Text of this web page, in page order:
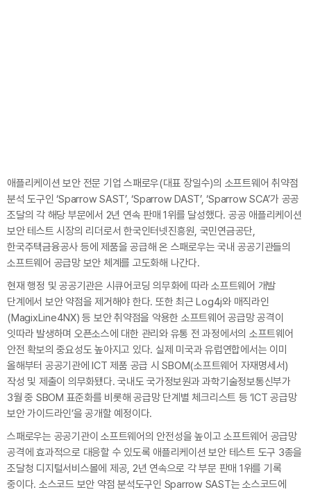
애플리케이션 보안 전문 기업 스패로우(대표 장일수)의 소프트웨어 취약점
분석 도구인 ‘Sparrow SAST’, ‘Sparrow DAST’, ‘Sparrow SCA’가 공공
조달의 각 해당 부문에서 2년 연속 판매 1위를 달성했다. 공공 애플리케이션
보안 테스트 시장의 리더로서 한국인터넷진흥원, 국민연금공단,
한국주택금융공사 등에 제품을 공급해 온 스패로우는 국내 공공기관들의
소프트웨어 공급망 보안 체계를 고도화해 나간다.
현재 행정 및 공공기관은 시큐어코딩 의무화에 따라 소프트웨어 개발
단계에서 보안 약점을 제거해야 한다. 또한 최근 Log4j와 매직라인
(MagixLine4NX) 등 보안 취약점을 악용한 소프트웨어 공급망 공격이
잇따라 발생하며 오픈소스에 대한 관리와 유통 전 과정에서의 소프트웨어
안전 확보의 중요성도 높아지고 있다. 실제 미국과 유럽연합에서는 이미
올해부터 공공기관에 ICT 제품 공급 시 SBOM(소프트웨어 자재명세서)
작성 및 제출이 의무화됐다. 국내도 국가정보원과 과학기술정보통신부가
3월 중 SBOM 표준화를 비롯해 공급망 단계별 체크리스트 등 ‘ICT 공급망
보안 가이드라인’을 공개할 예정이다.
스패로우는 공공기관이 소프트웨어의 안전성을 높이고 소프트웨어 공급망
공격에 효과적으로 대응할 수 있도록 애플리케이션 보안 테스트 도구 3종을
조달청 디지털서비스몰에 제공, 2년 연속으로 각 부문 판매 1위를 기록
중이다. 소스코드 보안 약점 분석도구인 Sparrow SAST는 소스코드에